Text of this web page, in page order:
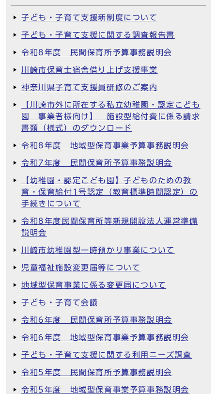
子ども・子育て支援新制度について
子ども・子育て支援に関する調査報告書
令和8年度 民間保育所予算事務説明会
川崎市保育士宿舎借り上げ支援事業
神奈川県子育て支援員研修のご案内
【川崎市外に所在する私立幼稚園・認定こども
園 事業者様向け】 施設型給付費に係る請求
書類（様式）のダウンロード
令和8年度 地域型保育事業予算事務説明会
令和7年度 民間保育所予算事務説明会
【幼稚園・認定こども園】子どものための教
育・保育給付1号認定（教育標準時間認定）の
手続きについて
令和8年度民間保育所等新規開設法人運営準備
説明会
川崎市幼稚園型一時預かり事業について
児童福祉施設変更届等について
地域型保育事業に係る変更届について
子ども・子育て会議
令和6年度 民間保育所予算事務説明会
令和6年度 地域型保育事業予算事務説明会
子ども・子育て支援に関する利用ニーズ調査
令和5年度 民間保育所予算事務説明会
令和5年度 地域型保育事業予算事務説明会